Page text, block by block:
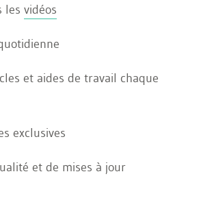
Cela vaut de même pour le
agit sur mandat de
s'exprimer - sous réserve
professionnel par la
collaborateur concerné - que
de cette incapacité ainsi
les vidéos
et aides de travail chaque
exclusives
et de mises à jour